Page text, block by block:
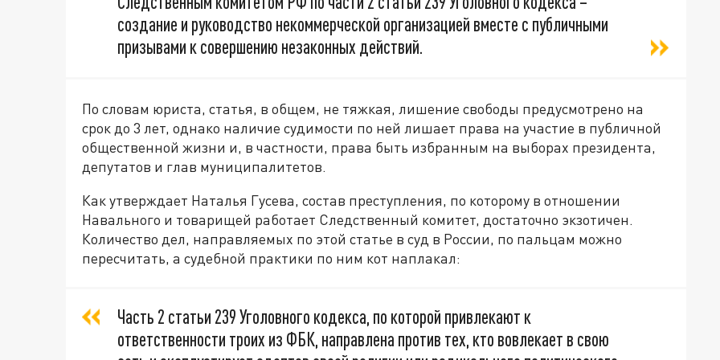
создание и руководство некоммерческой организацией вместе с публичными
призывами к совершению незаконных действий.
По словам юриста, статья, в общем, не тяжкая, лишение свободы предусмотрено на
срок до 3 лет, однако наличие судимости по ней лишает права на участие в публичной
общественной жизни и, в частности, права быть избранным на выборах президента,
депутатов и глав муниципалитетов.
Как утверждает Наталья Гусева, состав преступления, по которому в отношении
Навального и товарищей работает Следственный комитет, достаточно экзотичен.
Количество дел, направляемых по этой статье в суд в России, по пальцам можно
пересчитать, а судебной практики по ним кот наплакал:
Часть 2 статьи 239 Уголовного кодекса, по которой привлекают к
ответственности троих из ФБК, направлена против тех, кто вовлекает в свою